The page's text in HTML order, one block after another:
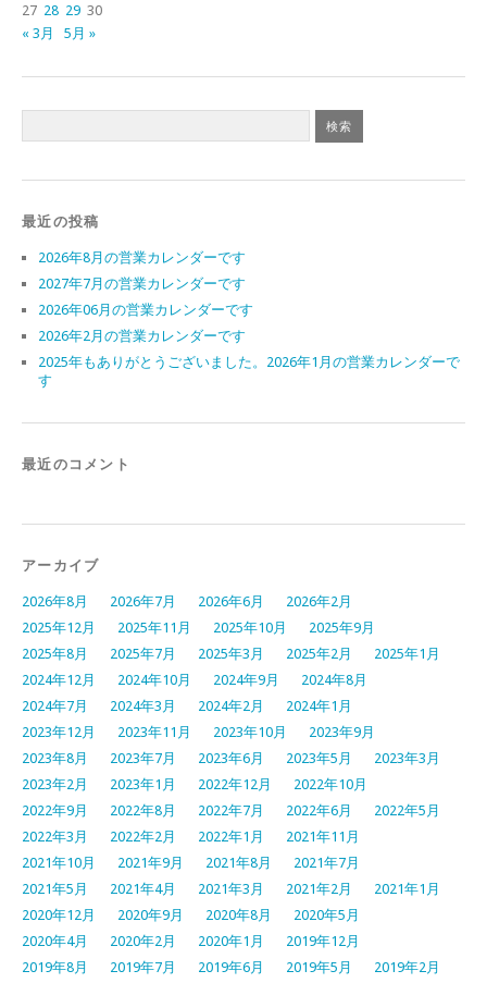
27 28 29 30
« 3月
5月 »
最近の投稿
2026年8月の営業カレンダーです
2027年7月の営業カレンダーです
2026年06月の営業カレンダーです
2026年2月の営業カレンダーです
2025年もありがとうございました。2026年1月の営業カレンダーで
す
最近のコメント
アーカイブ
2026年8月 2026年7月 2026年6月
2026年2月
2025年12月
2025年11月 2025年10月
2025年9月
2025年8月
2025年7月 2025年3月 2025年2月
2025年1月
2024年12月
2024年10月 2024年9月
2024年8月
2024年7月
2024年3月 2024年2月
2024年1月
2023年12月
2023年11月 2023年10月
2023年9月
2023年8月
2023年7月 2023年6月 2023年5月
2023年3月
2023年2月
2023年1月 2022年12月
2022年10月
2022年9月
2022年8月 2022年7月 2022年6月
2022年5月
2022年3月
2022年2月 2022年1月
2021年11月
2021年10月
2021年9月 2021年8月
2021年7月
2021年5月
2021年4月 2021年3月 2021年2月
2021年1月
2020年12月
2020年9月 2020年8月
2020年5月
2020年4月
2020年2月 2020年1月
2019年12月
2019年8月
2019年7月 2019年6月 2019年5月
2019年2月